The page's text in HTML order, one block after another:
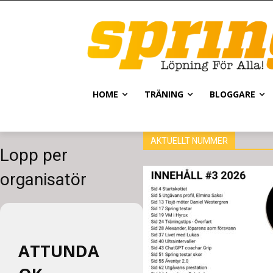
HOME TRÄNING BLOGGARE
Lopp per
organisatör
ATTUNDA
AKTUELLT NUMMER